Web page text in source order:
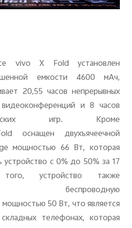
vivo X Fold установлен
емкости 4600 мАч,
20,55 часов непрерывных
и 8 часов
игр. Кроме
оснащен двухъячеечной
мощностью 66 Вт, которая
устройство с 0% до 50% за 17
устройство также
беспроводную
мощностью 50 Вт, что является
телефонах, которая